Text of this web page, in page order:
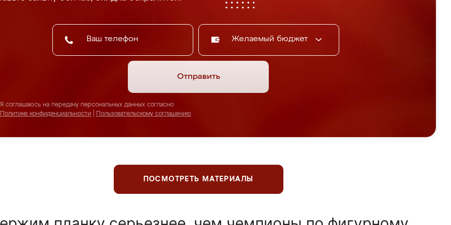
Желаемый бюджет
Отправить
Я соглашаюсь на передачу персональных данных согласно
Политике конфиденциальности
Пользовательскому соглашению
ПОСМОТРЕТЬ МАТЕРИАЛЫ